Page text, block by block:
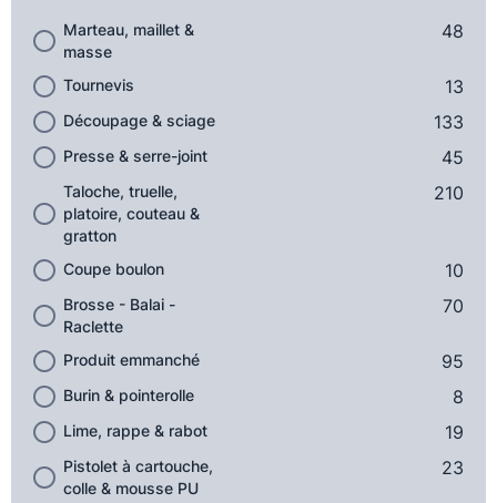
Marteau, maillet &
masse
48
Tournevis 13
Découpage & sciage 133
Presse & serre-joint 45
Taloche, truelle,
platoire, couteau &
gratton
210
Coupe boulon 10
Brosse - Balai -
Raclette
70
Produit emmanché 95
Burin & pointerolle 8
Lime, rappe & rabot 19
Pistolet à cartouche,
colle & mousse PU
23